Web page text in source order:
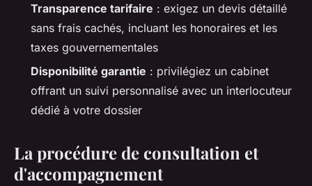
Transparence tarifaire : exigez un devis détaillé
sans frais cachés, incluant les honoraires et les
taxes gouvernementales
Disponibilité garantie : privilégiez un cabinet
offrant un suivi personnalisé avec un interlocuteur
dédié à votre dossier
La procédure de consultation et
d'accompagnement